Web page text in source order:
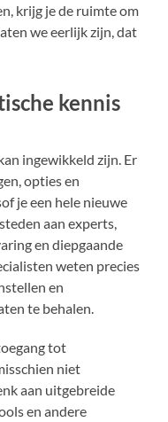
krijg je de ruimte om
we eerlijk zijn, dat
kennis
ingewikkeld zijn. Er
opties en
je een hele nieuwe
aan experts,
en diepgaande
weten precies
en
te behalen.
tot
niet
aan uitgebreide
en andere